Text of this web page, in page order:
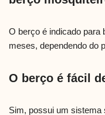
O berço é indicado para
meses, dependendo do
O berço é fácil
Sim, possui um sistema